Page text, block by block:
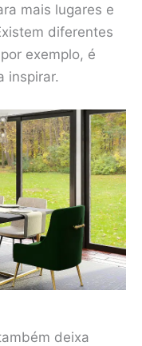
mais lugares e
diferentes
exemplo, é
inspirar.
deixa